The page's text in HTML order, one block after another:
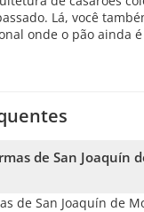
Lá, você
onde o pão ainda
de San Joaquín
de San Joaquín de